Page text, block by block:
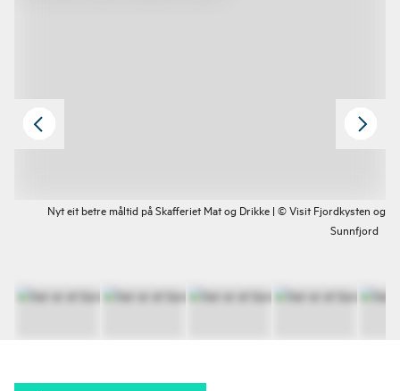
Nyt eit betre måltid på Skafferiet Mat og Drikke | © Visit Fjordkysten og
Sunnfjord